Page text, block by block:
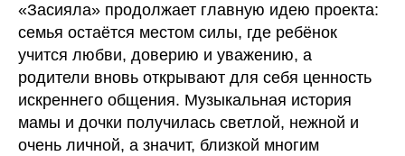
«Засияла» продолжает главную идею проекта:
семья остаётся местом силы, где ребёнок
учится любви, доверию и уважению, а
родители вновь открывают для себя ценность
искреннего общения. Музыкальная история
мамы и дочки получилась светлой, нежной и
очень личной, а значит, близкой многим